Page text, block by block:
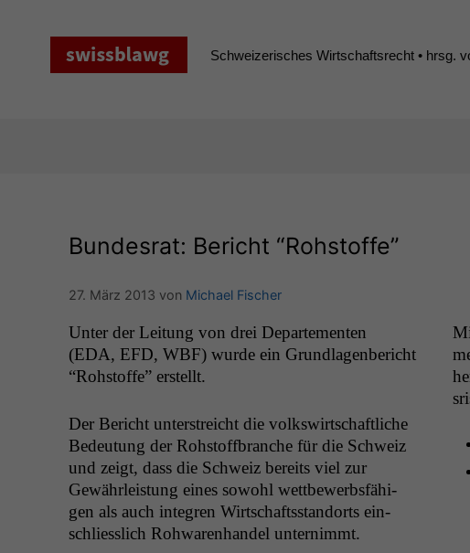
Schweizerisches Wirtschaftsrecht • hrsg.
Bundesrat: Bericht “Rohstoffe”
27. März 2013 von Michael Fischer
Unter der Leitung von drei Departe­menten
(EDA, EFD, WBF) wurde ein Grund­la­gen­bericht
“Rohstoffe” erstellt.
Der Bericht unter­stre­icht die volk­swirtschaftliche
Bedeu­tung der Rohstoff­branche für die Schweiz
und zeigt, dass die Schweiz bere­its viel zur
Gewährleis­tung eines sowohl wet­tbe­werb­s­fähi­
gen als auch inte­gren Wirtschafts­stan­dorts ein­
schliesslich Rohwaren­han­del unternimmt.